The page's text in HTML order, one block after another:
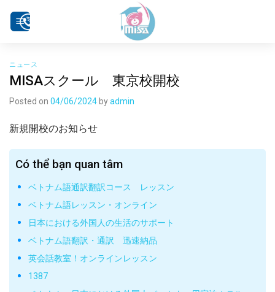
ニュース
MISAスクール 東京校開校
Posted on 04/06/2024 byadmin
新規開校のお知らせ
Có thể bạn quan tâm
ベトナム語通訳翻訳コース レッスン
ベトナム語レッスン・オンライン
日本における外国人の生活のサポート
ベトナム語翻訳・通訳 迅速納品
英会話教室！オンラインレッスン
1387